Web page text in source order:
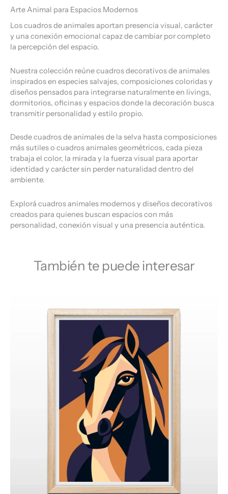
Arte Animal para Espacios Modernos
Los cuadros de animales aportan presencia visual, carácter
y una conexión emocional capaz de cambiar por completo
la percepción del espacio.
Nuestra colección reúne cuadros decorativos de animales
inspirados en especies salvajes, composiciones coloridas y
diseños pensados para integrarse naturalmente en livings,
dormitorios, oficinas y espacios donde la decoración busca
transmitir personalidad y estilo propio.
Desde cuadros de animales de la selva hasta composiciones
más sutiles o cuadros animales geométricos, cada pieza
trabaja el color, la mirada y la fuerza visual para aportar
identidad y carácter sin perder naturalidad dentro del
ambiente.
Explorá cuadros animales modernos y diseños decorativos
creados para quienes buscan espacios con más
personalidad, conexión visual y una presencia auténtica.
También te puede interesar